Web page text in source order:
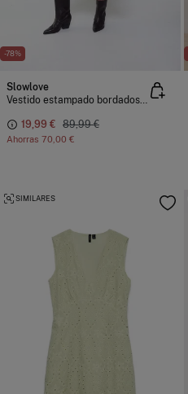
-78%
Slowlove
Vestido estampado bordados pedrería
19,99 € 89,99 €
Ahorras 70,00 €
SIMILARES